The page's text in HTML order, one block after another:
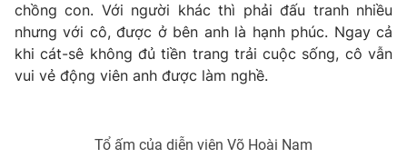
chồng con. Với người khác thì phải đấu tranh nhiều
nhưng với cô, được ở bên anh là hạnh phúc. Ngay cả
khi cát-sê không đủ tiền trang trải cuộc sống, cô vẫn
vui vẻ động viên anh được làm nghề.
Tổ ấm của diễn viên Võ Hoài Nam